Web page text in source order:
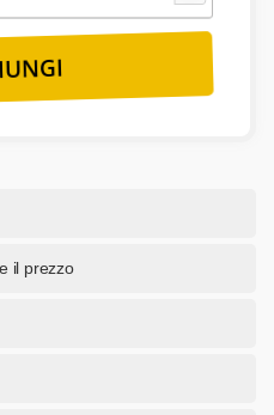
il prezzo